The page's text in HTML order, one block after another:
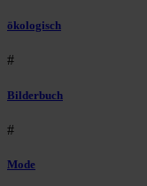
ökologisch
#
Bilderbuch
#
Mode